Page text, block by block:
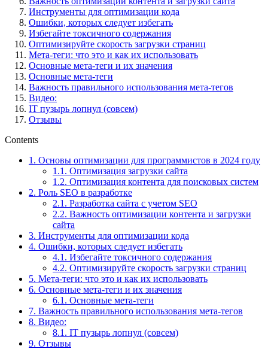
Инструменты для оптимизации кода
Ошибки, которых следует избегать
Избегайте токсичного содержания
Оптимизируйте скорость загрузки страниц
Мета-теги: что это и как их использовать
Основные мета-теги и их значения
Основные мета-теги
Важность правильного использования мета-тегов
Видео:
IT пузырь лопнул (совсем)
Отзывы
Contents
1. Основы оптимизации для программистов в 2024 году
1.1. Оптимизация загрузки сайта
1.2. Оптимизация контента для поисковых систем
2. Роль SEO в разработке
2.1. Разработка сайта с учетом SEO
2.2. Важность оптимизации контента и загрузки
сайта
3. Инструменты для оптимизации кода
4. Ошибки, которых следует избегать
4.1. Избегайте токсичного содержания
4.2. Оптимизируйте скорость загрузки страниц
5. Мета-теги: что это и как их использовать
6. Основные мета-теги и их значения
6.1. Основные мета-теги
7. Важность правильного использования мета-тегов
8. Видео:
8.1. IT пузырь лопнул (совсем)
9. Отзывы